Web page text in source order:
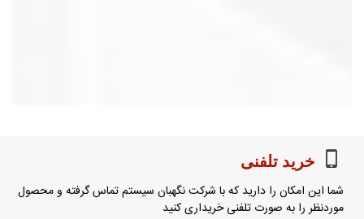
خرید تلفنی
شما این امکان را دارید که با شرکت نگهبان سیستم تماس گرفته و محصول
موردنظر را به صورت تلفنی خریداری کنید